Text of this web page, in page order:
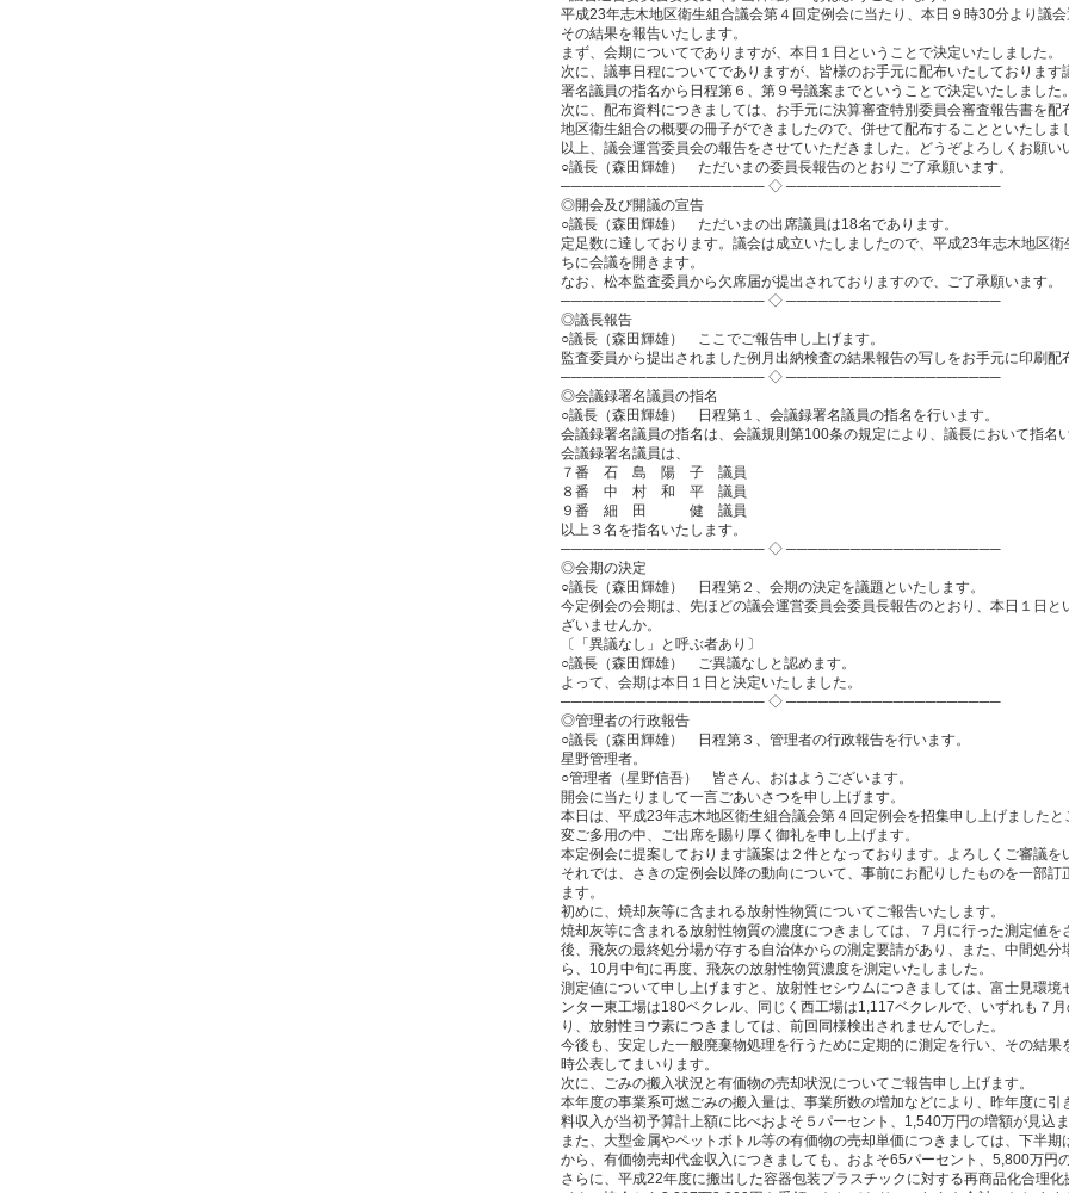
平成23年志木地区衛生組合議会第４回定例会に当たり、本日９時30分より議
その結果を報告いたします。
まず、会期についてでありますが、本日１日ということで決定いたしました。
次に、議事日程についてでありますが、皆様のお手元に配布いたしておりま
署名議員の指名から日程第６、第９号議案までということで決定いたしました
次に、配布資料につきましては、お手元に決算審査特別委員会審査報告書を
地区衛生組合の概要の冊子ができましたので、併せて配布することといたしま
以上、議会運営委員会の報告をさせていただきました。どうぞよろしくお願い
○議長（森田輝雄） ただいまの委員長報告のとおりご了承願います。
─────────────────── ◇ ────────────────────
◎開会及び開議の宣告
○議長（森田輝雄） ただいまの出席議員は18名であります。
定足数に達しております。議会は成立いたしましたので、平成23年志木地区
ちに会議を開きます。
なお、松本監査委員から欠席届が提出されておりますので、ご了承願います。
─────────────────── ◇ ────────────────────
◎議長報告
○議長（森田輝雄） ここでご報告申し上げます。
監査委員から提出されました例月出納検査の結果報告の写しをお手元に印刷
─────────────────── ◇ ────────────────────
◎会議録署名議員の指名
○議長（森田輝雄） 日程第１、会議録署名議員の指名を行います。
会議録署名議員の指名は、会議規則第100条の規定により、議長において指名
会議録署名議員は、
７番 石 島 陽 子 議員
８番 中 村 和 平 議員
９番 細 田 健 議員
以上３名を指名いたします。
─────────────────── ◇ ────────────────────
◎会期の決定
○議長（森田輝雄） 日程第２、会期の決定を議題といたします。
今定例会の会期は、先ほどの議会運営委員会委員長報告のとおり、本日１日
ざいませんか。
〔「異議なし」と呼ぶ者あり〕
○議長（森田輝雄） ご異議なしと認めます。
よって、会期は本日１日と決定いたしました。
─────────────────── ◇ ────────────────────
◎管理者の行政報告
○議長（森田輝雄） 日程第３、管理者の行政報告を行います。
星野管理者。
○管理者（星野信吾） 皆さん、おはようございます。
開会に当たりまして一言ごあいさつを申し上げます。
本日は、平成23年志木地区衛生組合議会第４回定例会を招集申し上げました
変ご多用の中、ご出席を賜り厚く御礼を申し上げます。
本定例会に提案しております議案は２件となっております。よろしくご審議
それでは、さきの定例会以降の動向について、事前にお配りしたものを一部
ます。
初めに、焼却灰等に含まれる放射性物質についてご報告いたします。
焼却灰等に含まれる放射性物質の濃度につきましては、７月に行った測定値
後、飛灰の最終処分場が存する自治体からの測定要請があり、また、中間処
ら、10月中旬に再度、飛灰の放射性物質濃度を測定いたしました。
測定値について申し上げますと、放射性セシウムにつきましては、富士見環
ンター東工場は180ベクレル、同じく西工場は1,117ベクレルで、いずれも７
り、放射性ヨウ素につきましては、前回同様検出されませんでした。
今後も、安定した一般廃棄物処理を行うために定期的に測定を行い、その結
時公表してまいります。
次に、ごみの搬入状況と有価物の売却状況についてご報告申し上げます。
本年度の事業系可燃ごみの搬入量は、事業所数の増加などにより、昨年度に
料収入が当初予算計上額に比べおよそ５パーセント、1,540万円の増額が見込
また、大型金属やペットボトル等の有価物の売却単価につきましては、下半
から、有価物売却代金収入につきましても、およそ65パーセント、5,800万円
さらに、平成22年度に搬出した容器包装プラスチックに対する再商品化合理